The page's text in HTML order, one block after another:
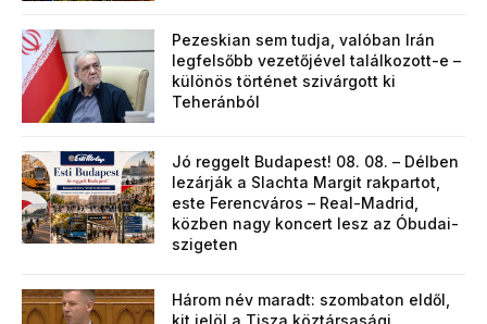
Pezeskian sem tudja, valóban Irán
legfelsőbb vezetőjével találkozott-e –
különös történet szivárgott ki
Teheránból
Jó reggelt Budapest! 08. 08. – Délben
lezárják a Slachta Margit rakpartot,
este Ferencváros – Real-Madrid,
közben nagy koncert lesz az Óbudai-
szigeten
Három név maradt: szombaton eldől,
kit jelöl a Tisza köztársasági